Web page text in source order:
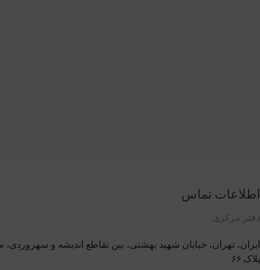
اطلاعات تماس
دفتر مرکزی:
ایران، تهران، خیابان شهید بهشتی، بین تقاطع اندیشه و سهروردی،
پلاک ۶۶